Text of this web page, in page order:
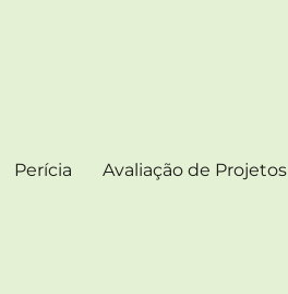
Perícia Avaliação de Projetos